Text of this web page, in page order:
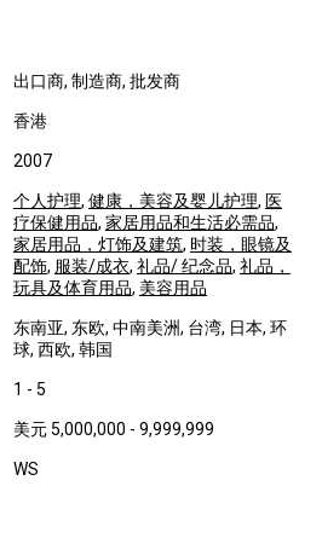
出口商, 制造商, 批发商
香港
2007
个人护理, 健康，美容及婴儿护理, 医
疗保健用品, 家居用品和生活必需品,
家居用品，灯饰及建筑, 时装，眼镜及
配饰, 服装/成衣, 礼品/ 纪念品, 礼品，
玩具及体育用品, 美容用品
东南亚, 东欧, 中南美洲, 台湾, 日本, 环
球, 西欧, 韩国
1 - 5
美元 5,000,000 - 9,999,999
WS